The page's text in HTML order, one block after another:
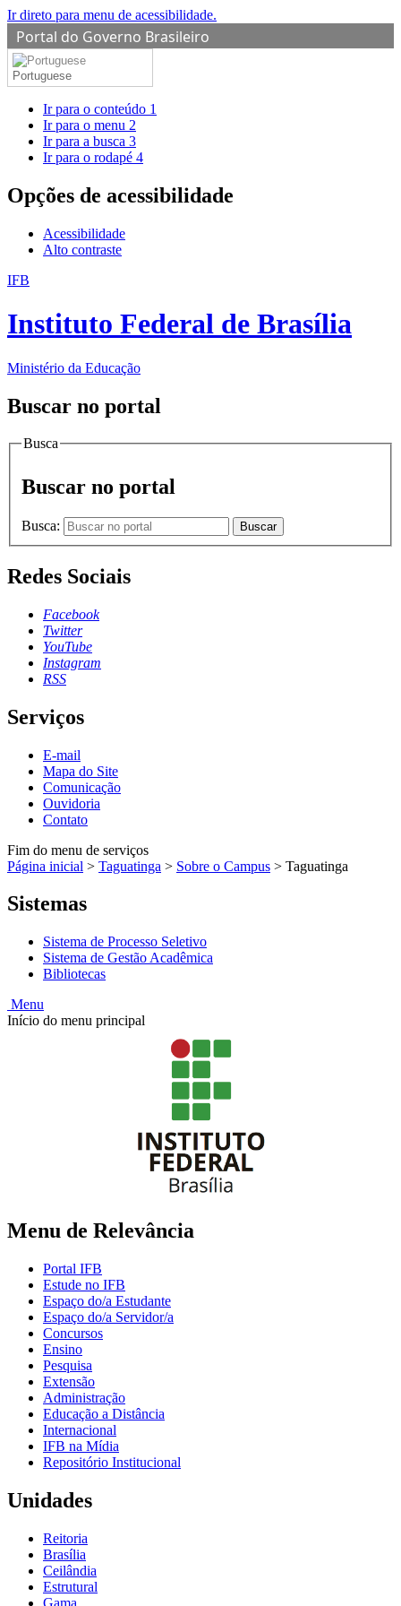
Ir direto para menu de acessibilidade.
Portal do Governo Brasileiro
Portuguese
Ir para o conteúdo 1
Ir para o menu 2
Ir para a busca 3
Ir para o rodapé 4
Opções de acessibilidade
Acessibilidade
Alto contraste
IFB
Instituto Federal de Brasília
Ministério da Educação
Buscar no portal
Busca
Buscar no portal
Busca: Buscar
Redes Sociais
Facebook
Twitter
YouTube
Instagram
RSS
Serviços
E-mail
Mapa do Site
Comunicação
Ouvidoria
Contato
Fim do menu de serviços
Página inicial > Taguatinga > Sobre o Campus > Taguatinga
Sistemas
Sistema de Processo Seletivo
Sistema de Gestão Acadêmica
Bibliotecas
Menu
Início do menu principal
Menu de Relevância
Portal IFB
Estude no IFB
Espaço do/a Estudante
Espaço do/a Servidor/a
Concursos
Ensino
Pesquisa
Extensão
Administração
Educação a Distância
Internacional
IFB na Mídia
Repositório Institucional
Unidades
Reitoria
Brasília
Ceilândia
Estrutural
Gama